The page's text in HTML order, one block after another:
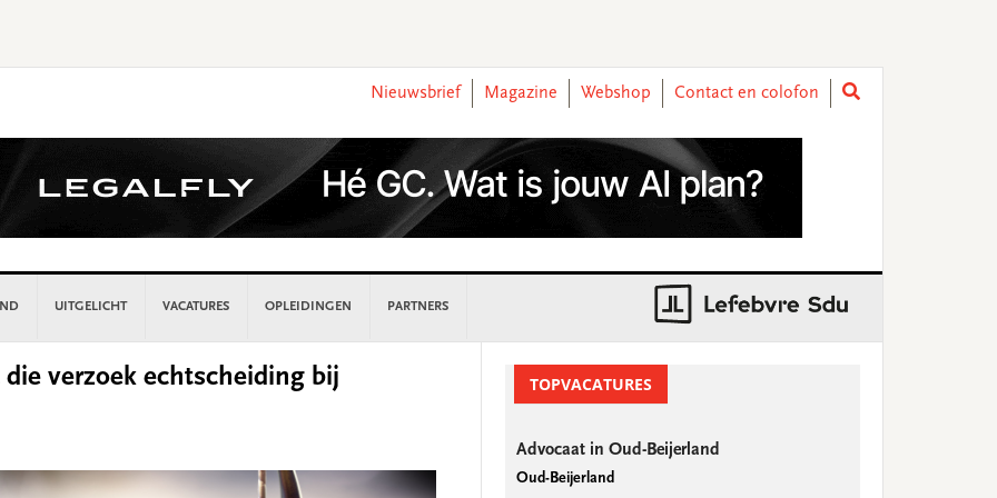
Nieuwsbrief
Magazine Webshop Contact en colofon
UITGELICHT VACATURES OPLEIDINGEN PARTNERS
verzoek echtscheiding bij
SidebarTOPVACATURES
Advocaat in Oud-Beijerland
Oud-Beijerland